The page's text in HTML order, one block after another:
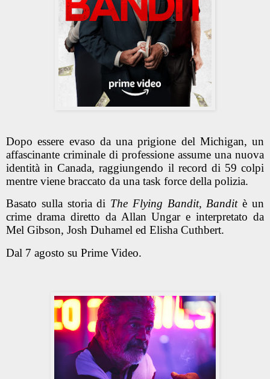
Dopo essere evaso da una prigione del Michigan, un
affascinante criminale di professione assume una nuova
identità in Canada, raggiungendo il record di 59 colpi
mentre viene braccato da una task force della polizia.
Basato sulla storia di The Flying Bandit,Banditè un
crime drama diretto da Allan Ungar e interpretato da
Mel Gibson, Josh Duhamel ed Elisha Cuthbert.
Dal 7 agosto su Prime Video.